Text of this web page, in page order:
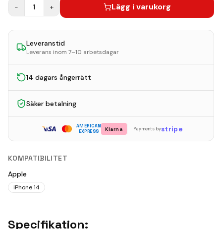
− 1 + Lägg i varukorg
Leveranstid
Leverans inom 7–10 arbetsdagar
14 dagars ångerrätt
Säker betalning
AMERICAN
EXPRESS
Klarna Payments bystripe
KOMPATIBILITET
Apple
iPhone 14
Specifikation: